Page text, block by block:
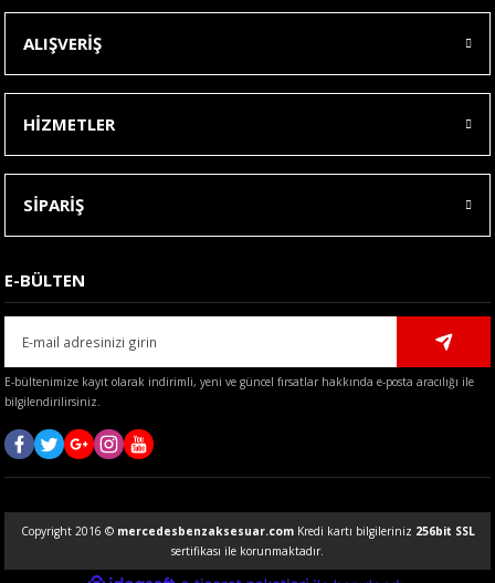
ALIŞVERİŞ
HİZMETLER
SİPARİŞ
E-BÜLTEN
E-bültenimize kayıt olarak indirimli, yeni ve güncel fırsatlar hakkında e-posta aracılığı ile
bilgilendirilirsiniz.
Copyright 2016 © mercedesbenzaksesuar.comKredi kartı bilgileriniz 256bit SSL
sertifikası ile korunmaktadır.